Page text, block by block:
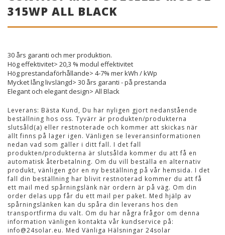
315WP ALL BLACK
30 års garanti och mer produktion.
Hög effektivitet> 20,3 % modul effektivitet
Hög prestandaförhållande> 4-7% mer kWh / kWp
Mycket lång livslängd> 30 års garanti - på prestanda
Elegant och elegant design> All Black
Leverans: Bästa Kund, Du har nyligen gjort nedanstående
beställning hos oss. Tyvärr är produkten/produkterna
slutsåld(a) eller restnoterade och kommer att skickas när
allt finns på lager igen. Vänligen se leveransinformationen
nedan vad som gäller i ditt fall. I det fall
produkten/produkterna är slutsålda kommer du att få en
automatisk återbetalning. Om du vill beställa en alternativ
produkt, vänligen gör en ny beställning på vår hemsida. I det
fall din beställning har blivit restnoterad kommer du att få
ett mail med spårningslänk när ordern är på väg. Om din
order delas upp får du ett mail per paket. Med hjälp av
spårningslänken kan du spåra din leverans hos den
transportfirma du valt. Om du har några frågor om denna
information vänligen kontakta vår kundservice på:
info@24solar.eu. Med Vänliga Hälsningar 24solar